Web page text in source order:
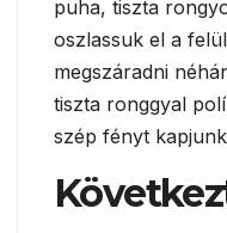
puha, tiszta
oszlassuk el a
megszáradni
tiszta ronggyal
szép fényt